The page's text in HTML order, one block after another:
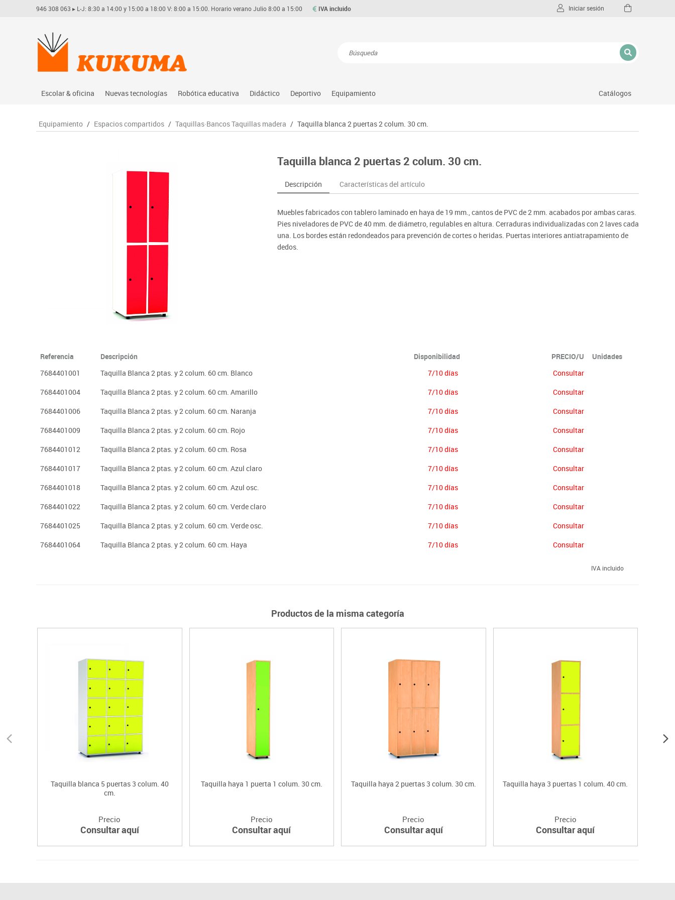
946 308 063 ▸ L-J: 8:30 a 14:00 y 15:00 a 18:00 V: 8:00 a 15:00. Horario verano Julio 8:00 a 15:00 IVA incluido Iniciar sesión
Escolar & oficina
Archivo
Plastifica, encuaderna, destruye
Nuevas tecnologías
Audio
Soportes
Videoconferencia
Videoproyección
Robótica educativa
Arduino
Didáctico
Asociación y atención
Espacios exteriores
Juegos heurísticos
Juegos simbólicos
Lenguaje & idiomas
Matemáticas
Música
Primeras edades
Psicomotricidad
Stem
Tinkering
Deportivo
Atletismo
Comp. deportivos
Deportes raqueta
Equipamiento
Hockey
Protección deportiva
Equipamiento
Aulas entornos naturales
Mesas educación
Percheros, baldas y taquillas
Sillas, bancos y taburetes
Catálogos
Equipamiento / Espacios compartidos / Taquillas·Bancos Taquillas madera / Taquilla blanca 2 puertas 2 colum. 30 cm.
Taquilla blanca 2 puertas 2 colum. 30 cm.
Descripción Características del artículo
Muebles fabricados con tablero laminado en haya de 19 mm., cantos de PVC de 2 mm. acabados por ambas caras.
Pies niveladores de PVC de 40 mm. de diámetro, regulables en altura. Cerraduras individualizadas con 2 laves cada
una. Los bordes están redondeados para prevención de cortes o heridas. Puertas interiores antiatrapamiento de
dedos.
Referencia Descripción Disponibilidad PRECIO/U
Unidades
7684401001
Taquilla Blanca 2 ptas. y 2 colum. 60 cm. Blanco 7/10 días
Consultar
7684401004
Taquilla Blanca 2 ptas. y 2 colum. 60 cm. Amarillo 7/10 días
Consultar
7684401006
Taquilla Blanca 2 ptas. y 2 colum. 60 cm. Naranja 7/10 días
Consultar
7684401009
Taquilla Blanca 2 ptas. y 2 colum. 60 cm. Rojo 7/10 días
Consultar
7684401012
Taquilla Blanca 2 ptas. y 2 colum. 60 cm. Rosa 7/10 días
Consultar
7684401017
Taquilla Blanca 2 ptas. y 2 colum. 60 cm. Azul claro 7/10 días
Consultar
7684401018
Taquilla Blanca 2 ptas. y 2 colum. 60 cm. Azul osc. 7/10 días
Consultar
7684401022
Taquilla Blanca 2 ptas. y 2 colum. 60 cm. Verde claro 7/10 días
Consultar
7684401025
Taquilla Blanca 2 ptas. y 2 colum. 60 cm. Verde osc. 7/10 días
Consultar
7684401064
Taquilla Blanca 2 ptas. y 2 colum. 60 cm. Haya 7/10 días Consultar
IVA incluido
Productos de la misma categoría
Taquilla blanca 5 puertas 3 colum. 40
cm.
Precio
Consultar aquí
Taquilla haya 1 puerta 1 colum. 30 cm.
Precio
Consultar aquí
Taquilla haya 2 puertas 3 colum. 30 cm.
Precio
Consultar aquí
Taquilla haya 3 puertas 1 colum. 40 cm.
Precio
Consultar aquí